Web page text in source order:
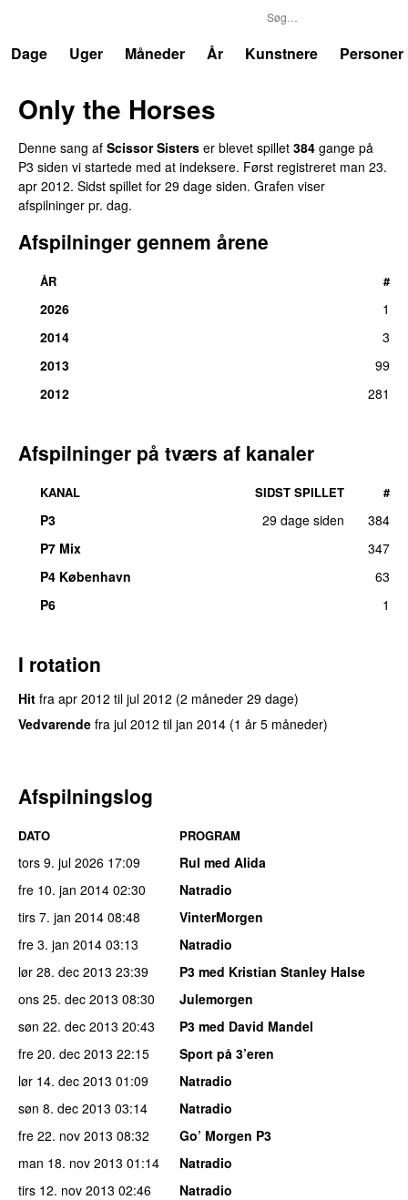
Dage
Uger Måneder År Kunstnere Personer
Only the Horses
Denne sang af Scissor Sisters er blevet spillet 384 gange på
P3 siden vi startede med at indeksere. Først registreret man 23.
apr 2012. Sidst spillet for 29 dage siden. Grafen viser
afspilninger pr. dag.
Afspilninger gennem årene
ÅR #
2026
1
2014
3
2013
99
2012
281
Afspilninger på tværs af kanaler
KANAL SIDST SPILLET #
P3 29 dage siden
384
P7 Mix
347
P4 København
63
P6
1
I rotation
Hit fra apr 2012 til jul 2012 (2 måneder 29 dage)
Vedvarende fra jul 2012 til jan 2014 (1 år 5 måneder)
Afspilningslog
DATO PROGRAM
tors 9. jul 2026 17:09
Rul med Alida
fre 10. jan 2014 02:30
Natradio
tirs 7. jan 2014 08:48
VinterMorgen
fre 3. jan 2014 03:13
Natradio
lør 28. dec 2013 23:39
P3 med Kristian Stanley Halse
ons 25. dec 2013 08:30
Julemorgen
søn 22. dec 2013 20:43
P3 med David Mandel
fre 20. dec 2013 22:15
Sport på 3’eren
lør 14. dec 2013 01:09
Natradio
søn 8. dec 2013 03:14
Natradio
fre 22. nov 2013 08:32
Go’ Morgen P3
man 18. nov 2013 01:14
Natradio
tirs 12. nov 2013 02:46
Natradio